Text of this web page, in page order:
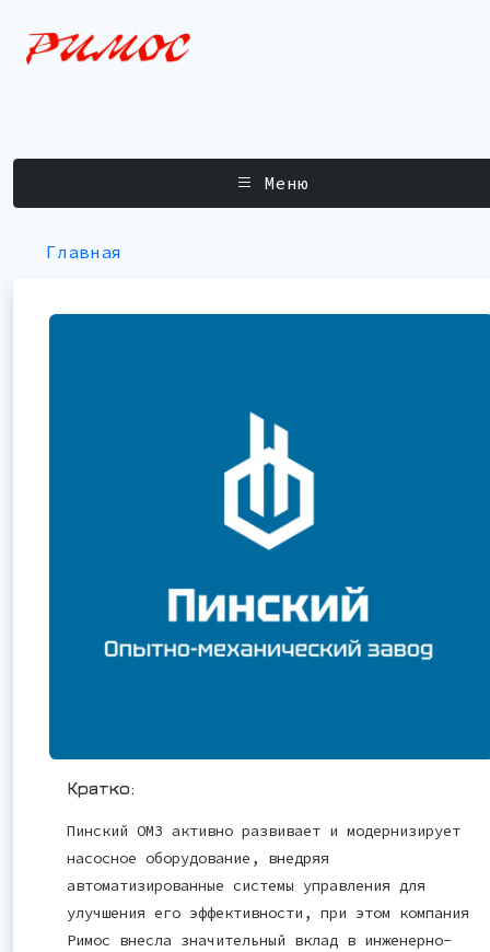
Меню
Главная
Кратко:
Пинский ОМЗ активно развивает и модернизирует
насосное оборудование, внедряя
автоматизированные системы управления для
улучшения его эффективности, при этом компания
Римос внесла значительный вклад в инженерно-